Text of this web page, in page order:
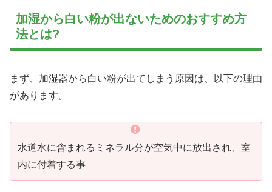
加湿から白い粉が出ないためのおすすめ方
法とは?
まず、加湿器から白い粉が出てしまう原因は、以下の理由
があります。
水道水に含まれるミネラル分が空気中に放出され、室
内に付着する事